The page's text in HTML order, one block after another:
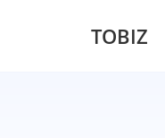
TOBIZ